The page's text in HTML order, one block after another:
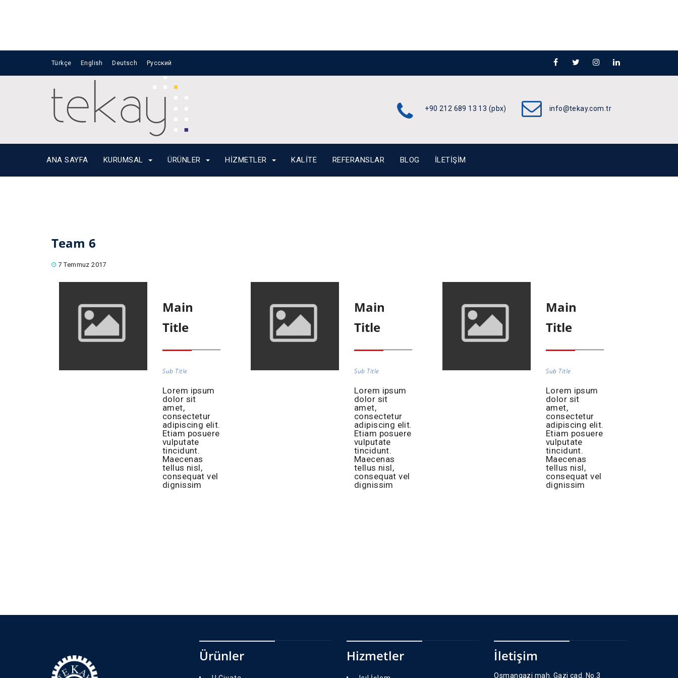
Türkçe English Deutsch Русский
+90 212 689 13 13 (pbx) info@tekay.com.tr
ANA SAYFA KURUMSAL ÜRÜNLER HIZMETLER KALITE REFERANSLAR BLOG İLETIŞIM
Nuno Sections
Home
Team 6
7 Temmuz 2017
Main
Title
Sub Title
Lorem ipsum
dolor sit
amet,
consectetur
adipiscing elit.
Etiam posuere
vulputate
tincidunt.
Maecenas
tellus nisl,
consequat vel
dignissim
Main
Title
Sub Title
Lorem ipsum
dolor sit
amet,
consectetur
adipiscing elit.
Etiam posuere
vulputate
tincidunt.
Maecenas
tellus nisl,
consequat vel
dignissim
Main
Title
Sub Title
Lorem ipsum
dolor sit
amet,
consectetur
adipiscing elit.
Etiam posuere
vulputate
tincidunt.
Maecenas
tellus nisl,
consequat vel
dignissim
Ürünler Hizmetler İletişim
Osmangazi mah. Gazi cad. No.3